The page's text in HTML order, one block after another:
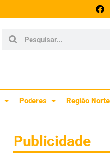
Poderes Região Norte
Publicidade